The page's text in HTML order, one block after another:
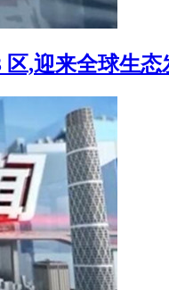
,迎来全球生